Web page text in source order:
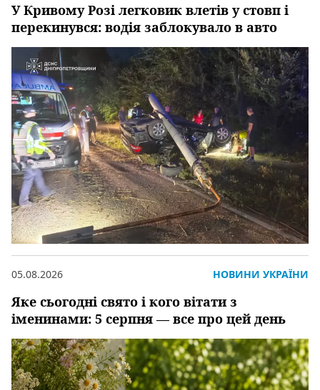
У Кривому Розі легковик влетів у стовп і
перекинувся: водія заблокувало в авто
Яке сьогодні свято і кого вітати з
іменинами: 5 серпня — все про цей день
05.08.2026 НОВИНИ УКРАЇНИ